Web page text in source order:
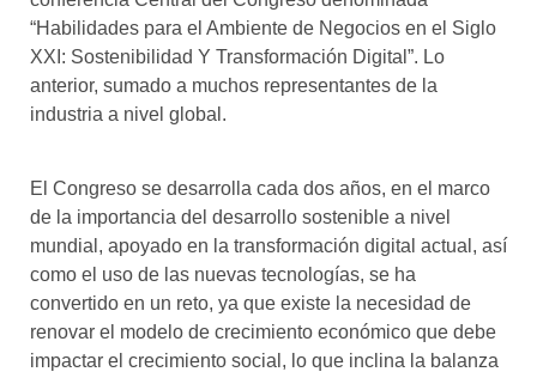
“Habilidades para el Ambiente de Negocios en el Siglo
XXI: Sostenibilidad Y Transformación Digital”. Lo
anterior, sumado a muchos representantes de la
industria a nivel global.
El Congreso se desarrolla cada dos años, en el marco
de la importancia del desarrollo sostenible a nivel
mundial, apoyado en la transformación digital actual, así
como el uso de las nuevas tecnologías, se ha
convertido en un reto, ya que existe la necesidad de
renovar el modelo de crecimiento económico que debe
impactar el crecimiento social, lo que inclina la balanza